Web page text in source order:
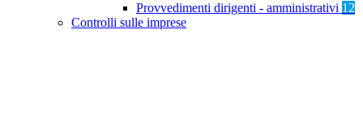
Provvedimenti dirigenti - amministrativi 12
Controlli sulle imprese